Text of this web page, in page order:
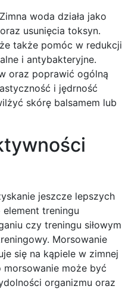
woda działa jako
usunięcia toksyn.
także pomóc w redukcji
i antybakteryjne.
oraz poprawić ogólną
i jędrność
skórę balsamem lub
jeszcze lepszych
treningu
czy treningu siłowym
Morsowanie
się na kąpiele w zimnej
może być
organizmu oraz